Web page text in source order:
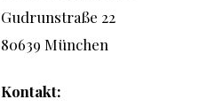
Gudrunstraße 22
80639 München
Kontakt: